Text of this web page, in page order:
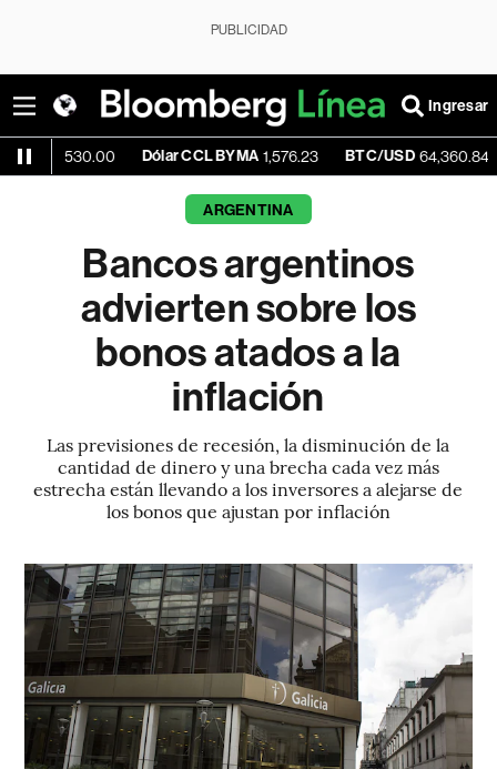
PUBLICIDAD
Ingresar
Dólar CCL BYMA 1,576.23 BTC/USD 64,360.84 -0.05%
ARGENTINA
Bancos argentinos
advierten sobre los
bonos atados a la
inflación
Las previsiones de recesión, la disminución de la
cantidad de dinero y una brecha cada vez más
estrecha están llevando a los inversores a alejarse de
los bonos que ajustan por inflación